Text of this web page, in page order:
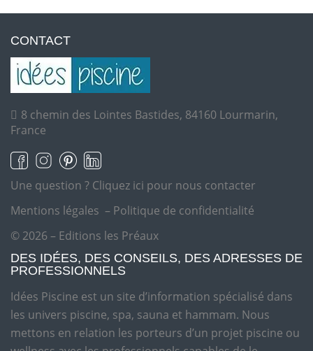
CONTACT
8 chemin des Lointes Bastides, 84160 Lourmarin,
France
Une question ? Cliquez ici pour nous contacter
Mentions légales – Politique de confidentialité
© 2026 – Editions les Préaux
DES IDÉES, DES CONSEILS, DES ADRESSES DE
PROFESSIONNELS
Idées Piscine est un site d’information spécialisé dans
les univers piscine, spa, sauna et hammam. Nous
mettons en relation les porteurs d’un projet piscine ou